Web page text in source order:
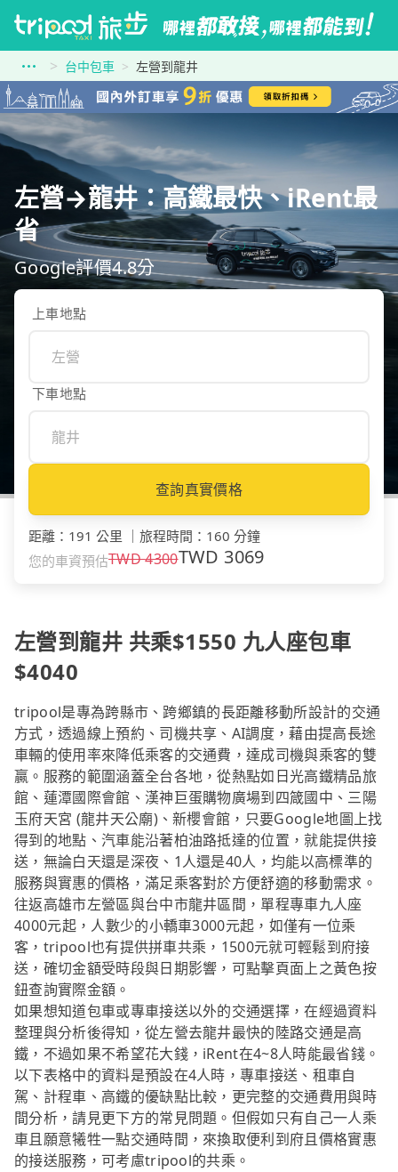
台中包車 左營到龍井
左營→龍井：高鐵最快、iRent最
省
Google評價4.8分
上車地點
下車地點
查詢真實價格
距離 ： 191 公里 旅程時間 ： 160 分鐘
您的車資預估TWD4300TWD 3069
左營到龍井 共乘$1550 九人座包車
$4040
tripool是專為跨縣市、跨鄉鎮的長距離移動所設計的交通
方式，透過線上預約、司機共享、AI調度，藉由提高長途
車輛的使用率來降低乘客的交通費，達成司機與乘客的雙
贏。服務的範圍涵蓋全台各地，從熱點如日光高鐵精品旅
館、蓮潭國際會館、漢神巨蛋購物廣場到四箴國中、三陽
玉府天宮 (龍井天公廟)、新櫻會館，只要Google地圖上找
得到的地點、汽車能沿著柏油路抵達的位置，就能提供接
送，無論白天還是深夜、1人還是40人，均能以高標準的
服務與實惠的價格，滿足乘客對於方便舒適的移動需求。
往返高雄市左營區與台中市龍井區間，單程專車九人座
4000元起，人數少的小轎車3000元起，如僅有一位乘
客，tripool也有提供拼車共乘，1500元就可輕鬆到府接
送，確切金額受時段與日期影響，可點擊頁面上之黃色按
鈕查詢實際金額。
如果想知道包車或專車接送以外的交通選擇，在經過資料
整理與分析後得知，從左營去龍井最快的陸路交通是高
鐵，不過如果不希望花大錢，iRent在4~8人時能最省錢。
以下表格中的資料是預設在4人時，專車接送、租車自
駕、計程車、高鐵的優缺點比較，更完整的交通費用與時
間分析，請見更下方的常見問題。但假如只有自己一人乘
車且願意犧牲一點交通時間，來換取便利到府且價格實惠
的接送服務，可考慮tripool的共乘。